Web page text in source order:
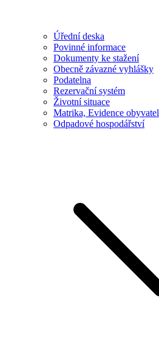
Úřední deska
Povinné informace
Dokumenty ke stažení
Obecně závazné vyhlášky
Podatelna
Rezervační systém
Životní situace
Matrika, Evidence obyvatel
Odpadové hospodářství